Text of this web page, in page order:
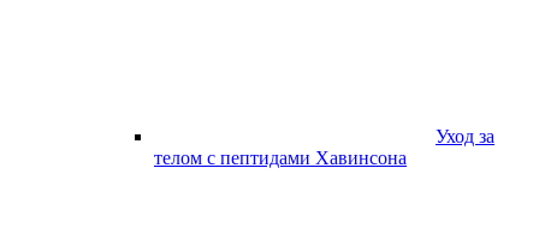
Уход за
телом с пептидами Хавинсона